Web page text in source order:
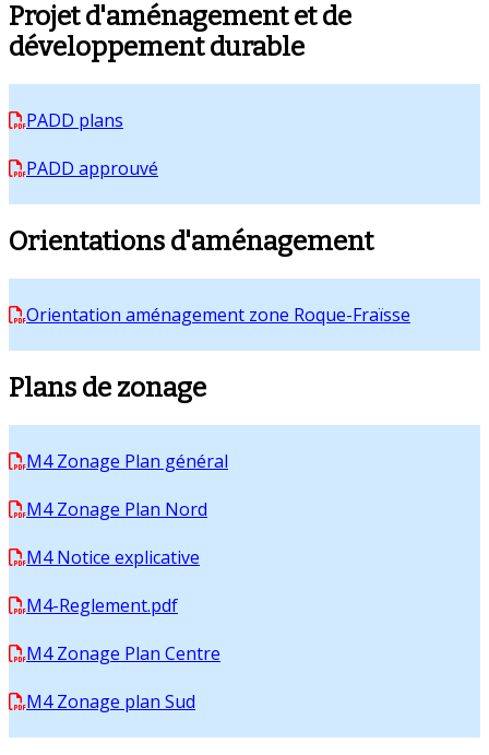
Projet d'aménagement et de
développement durable
PADD plans
PADD approuvé
Orientations d'aménagement
Orientation aménagement zone Roque-Fraïsse
Plans de zonage
M4 Zonage Plan général
M4 Zonage Plan Nord
M4 Notice explicative
M4-Reglement.pdf
M4 Zonage Plan Centre
M4 Zonage plan Sud